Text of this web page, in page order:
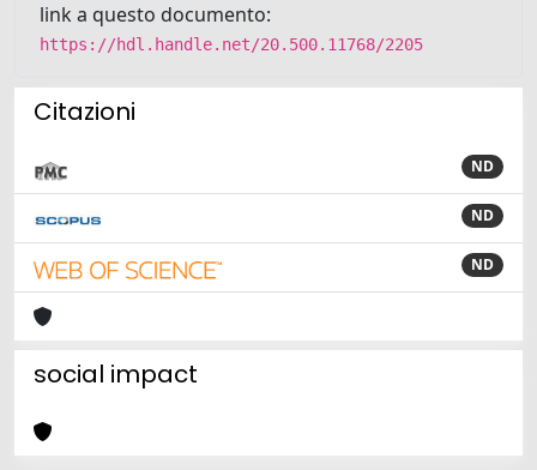
link a questo documento:
https://hdl.handle.net/20.500.11768/2205
Citazioni
ND
ND
ND
social impact